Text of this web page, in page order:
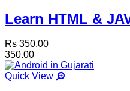
Learn HTML &
Rs 350.00
350.00
Quick View